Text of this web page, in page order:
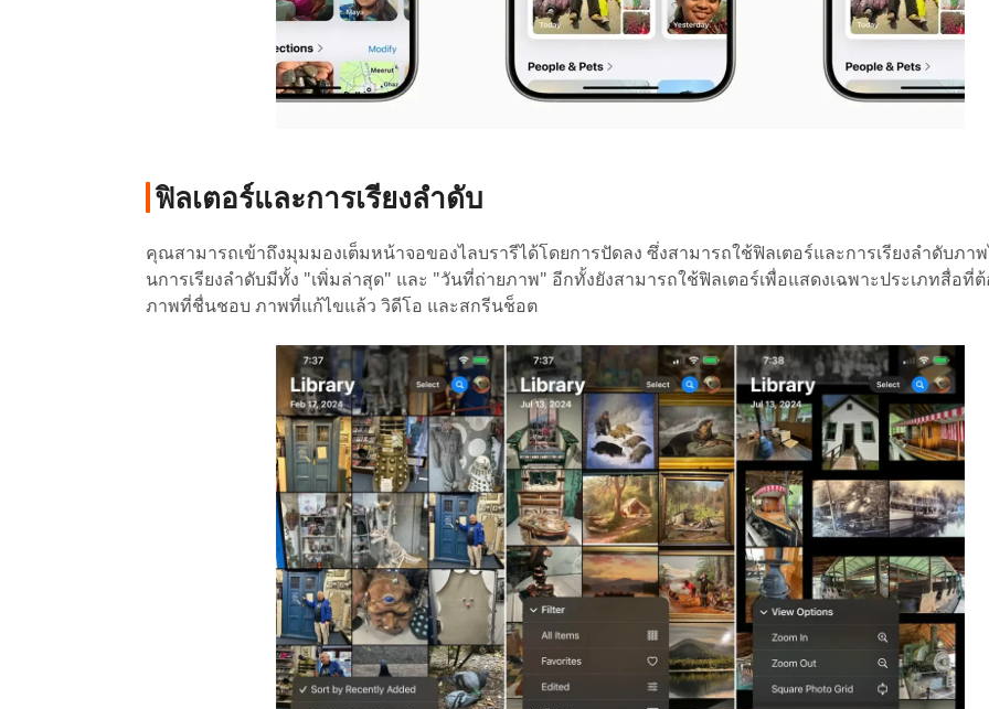
ฟิลเตอร์และการเรียงลำดับ
คุณสามารถเข้าถึงมุมมองเต็มหน้าจอของไลบรารีได้โดยการปัดลง ซึ่งสามารถใช้ฟิลเตอร์และการเรียงลำดับภา
นการเรียงลำดับมีทั้ง "เพิ่มล่าสุด" และ "วันที่ถ่ายภาพ" อีกทั้งยังสามารถใช้ฟิลเตอร์เพื่อแสดงเฉพาะประเภทสื่อที่ต้
ภาพที่ชื่นชอบ ภาพที่แก้ไขแล้ว วิดีโอ และสกรีนช็อต